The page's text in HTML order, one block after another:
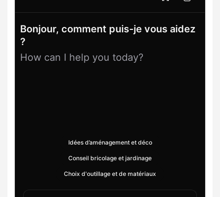
Bonjour, comment puis-je vous aidez
?
How can I help you today?
Idées d’aménagement et déco
Conseil bricolage et jardinage
Choix d'outillage et de matériaux